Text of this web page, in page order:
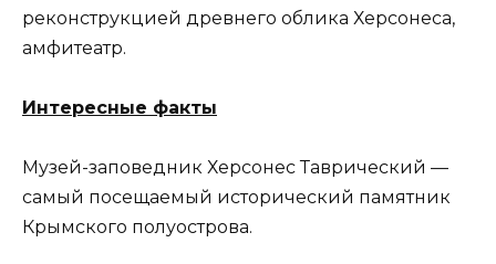
реконструкцией древнего облика Херсонеса,
амфитеатр.
Интересные факты
Музей-заповедник Херсонес Таврический —
самый посещаемый исторический памятник
Крымского полуострова.